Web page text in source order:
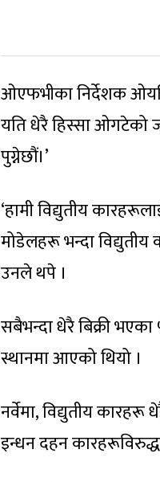
ओएफभीका निर्देशक
यति धेरै हिस्सा ओगटेको
पुग्नेछौं।’
‘हामी विद्युतीय
मोडेलहरू भन्दा
उनले थपे ।
सबैभन्दा धेरै बिक्री
स्थानमा आएको थियो ।
नर्वेमा, विद्युतीय
इन्धन दहन कारहरूविरुद्ध